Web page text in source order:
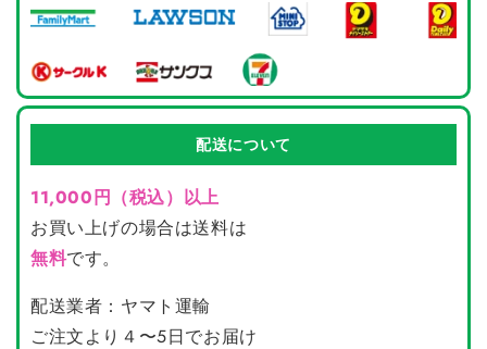
配送について
11,000円（税込）以上
お買い上げの場合は送料は
無料です。
配送業者：ヤマト運輸
ご注文より４〜5日でお届け